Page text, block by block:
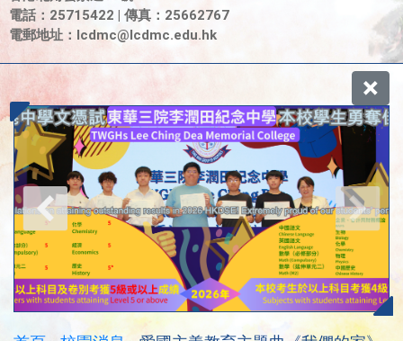
電話：25715422 | 傳真：25662767
電郵地址： lcdmc@lcdmc.edu.hk